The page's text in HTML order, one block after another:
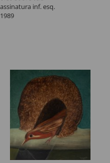
assinatura inf. esq.
1989